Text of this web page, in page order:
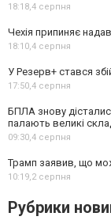
18:18,4 серпня
Чехія припиняє
18:10,4 серпня
У Резерв+ стався
17:50,4 серпня
БПЛА знову
палають великі
09:30,4 серпня
Трамп заявив, що
10:19,2 серпня
Рубрики